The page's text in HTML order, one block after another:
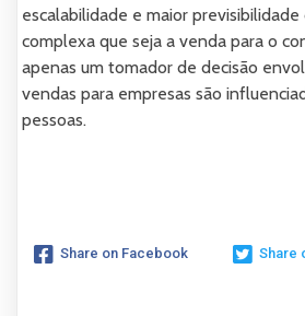
escalabilidade e maior previsibilidade
complexa que seja a venda para o
apenas um tomador de decisão
vendas para empresas são
pessoas.
Share on Facebook Share